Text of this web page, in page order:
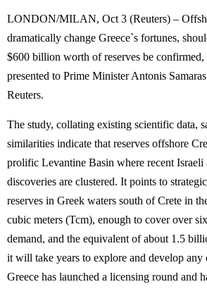
LONDON/MILAN, Oct 3 (Reuters) –
dramatically change Greece`s fortunes,
$600 billion worth of reserves be confirmed,
presented to Prime Minister Antonis
Reuters.
The study, collating existing scientific data,
similarities indicate that reserves offshore
prolific Levantine Basin where recent
discoveries are clustered. It points to
reserves in Greek waters south of Crete in
cubic meters (Tcm), enough to cover over
demand, and the equivalent of about 1.5
it will take years to explore and develop any
Greece has launched a licensing round and